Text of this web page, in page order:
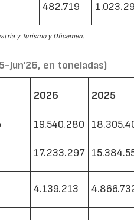
482.719
y Turismo y Oficemen.
jun'26, en toneladas)
2026 2025
19.540.280
17.233.297
4.139.213